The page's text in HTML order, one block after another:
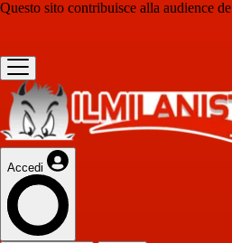
Questo sito contribuisce alla audience de
Accedi